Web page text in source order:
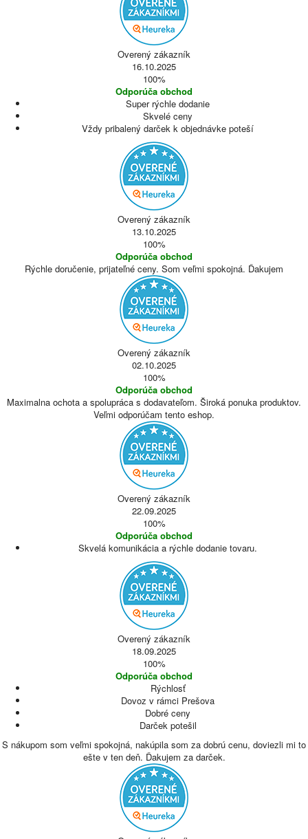
Overený zákazník
16.10.2025
100%
Odporúča obchod
Super rýchle dodanie
Skvelé ceny
Vždy pribalený darček k objednávke poteší
Overený zákazník
13.10.2025
100%
Odporúča obchod
Rýchle doručenie, prijateľné ceny. Som veľmi spokojná. Ďakujem
Overený zákazník
02.10.2025
100%
Odporúča obchod
Maximalna ochota a spolupráca s dodavateľom. Široká ponuka produktov.
Veľmi odporúčam tento eshop.
Overený zákazník
22.09.2025
100%
Odporúča obchod
Skvelá komunikácia a rýchle dodanie tovaru.
Overený zákazník
18.09.2025
100%
Odporúča obchod
Rýchlosť
Dovoz v rámci Prešova
Dobré ceny
Darček potešil
S nákupom som veľmi spokojná, nakúpila som za dobrú cenu, doviezli mi to
ešte v ten deň. Ďakujem za darček.